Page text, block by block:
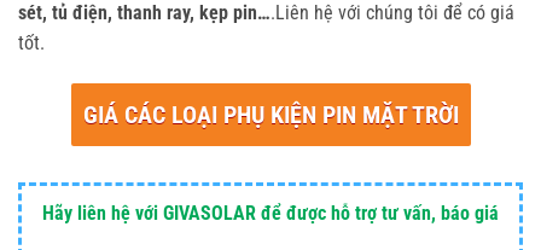
sét, tủ điện, thanh ray, kẹp pin….Liên hệ với chúng tôi để có giá
tốt.
GIÁ CÁC LOẠI PHỤ KIỆN PIN MẶT TRỜI
Hãy liên hệ với GIVASOLAR để được hỗ trợ tư vấn, báo giá